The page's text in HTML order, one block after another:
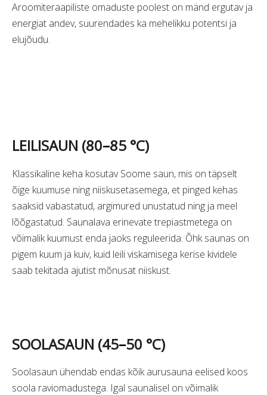
Aroomiteraapiliste omaduste poolest on mänd ergutav ja
energiat andev, suurendades ka mehelikku potentsi ja
elujõudu.
LEILISAUN (80–85 °C)
Klassikaline keha kosutav Soome saun, mis on täpselt
õige kuumuse ning niiskusetasemega, et pinged kehas
saaksid vabastatud, argimured unustatud ning ja meel
lõõgastatud. Saunalava erinevate trepiastmetega on
võimalik kuumust enda jaoks reguleerida. Õhk saunas on
pigem kuum ja kuiv, kuid leili viskamisega kerise kividele
saab tekitada ajutist mõnusat niiskust.
SOOLASAUN (45–50 °C)
Soolasaun ühendab endas kõik aurusauna eelised koos
soola raviomadustega. Igal saunalisel on võimalik